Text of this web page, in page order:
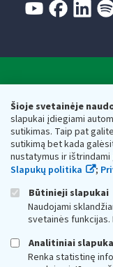
Šioje svetainėje
slapukai įdiegiami
sutikimas. Taip pat
sutikimą bet kada
nustatymus ir
Slapukų politika
;
Būtinieji slapukai
Naudojami
svetainės funkcijas.
Analitiniai
Renka statistinę
Respublikos
Biudžetinė įstaiga.
adresas: Vasario 16-
vmi@vmi.lt, E.
Duomenys apie
Respublikos finansų